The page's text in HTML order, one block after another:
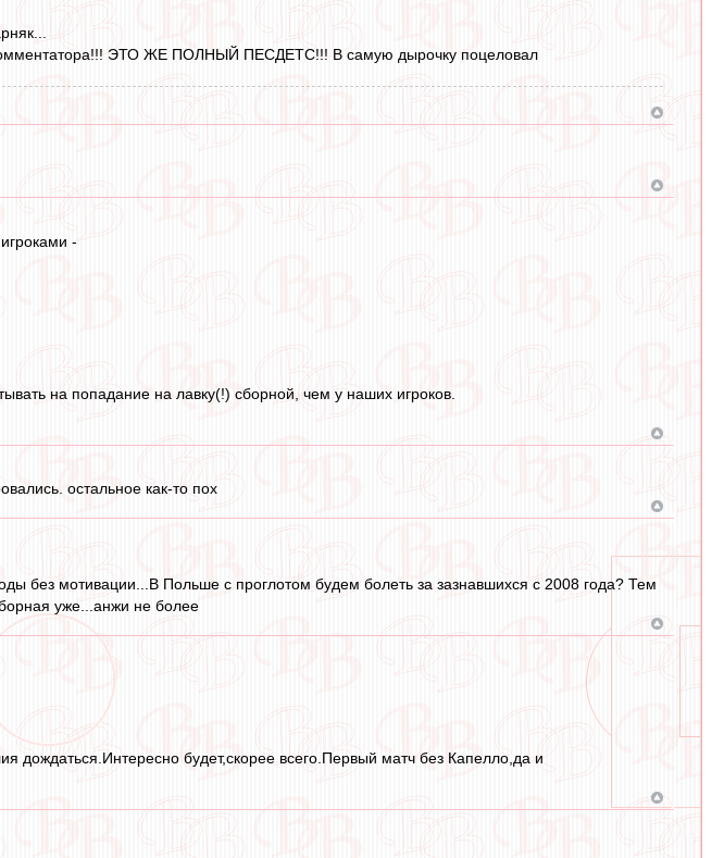
ЭТО ЖЕ ПОЛНЫЙ ПЕСДЕТС!!! В самую дырочку поцеловал
-
на попадание на лавку(!) сборной, чем у наших игроков.
остальное как-то пох
без мотивации...В Польше с проглотом будем болеть за зазнавшихся с 2008 года? Тем
уже...анжи не более
дождаться.Интересно будет,скорее всего.Первый матч без Капелло,да и